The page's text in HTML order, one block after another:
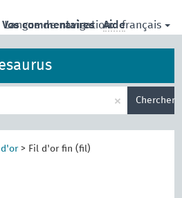
Langue de navigation: français
Vos commentaires Aide
× Chercher
d'or> Fil d'or fin (fil)